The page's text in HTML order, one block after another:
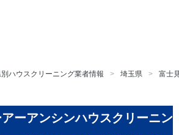
ハウスクリーニング業者情報 埼玉県 富士
ーアンシンハウスクリーニン